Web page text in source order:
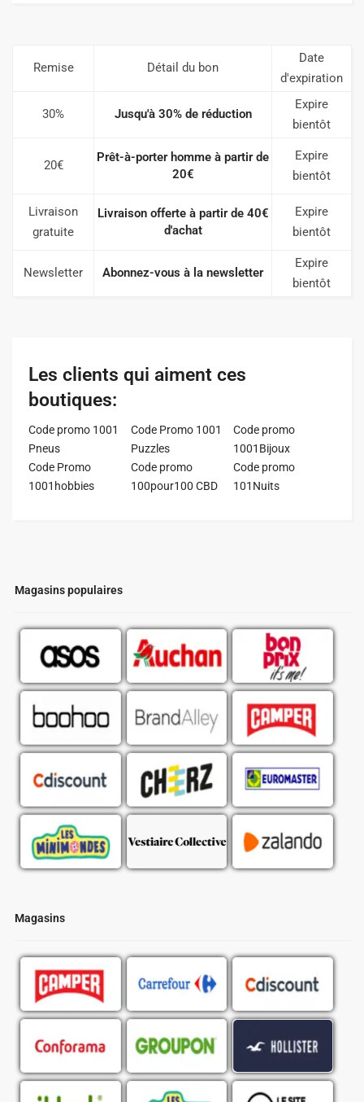
Magasins populaires
Magasins
Remise Détail du bon
Date
d'expiration
30% Jusqu'à 30% de réduction
Expire
bientôt
20€
Prêt-à-porter homme à partir de
20€
Expire
bientôt
Livraison
gratuite
Livraison offerte à partir de 40€
d'achat
Expire
bientôt
Newsletter Abonnez-vous à la newsletter
Expire
bientôt
Les clients qui aiment ces
boutiques:
Code promo 1001
Pneus
Code Promo 1001
Puzzles
Code promo
1001Bijoux
Code Promo
1001hobbies
Code promo
100pour100 CBD
Code promo
101Nuits